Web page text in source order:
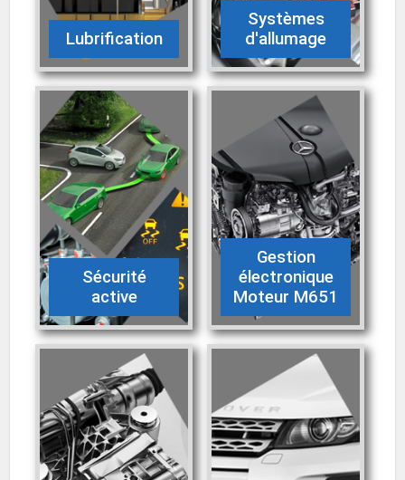
Lubrification
Systèmes
d'allumage
Sécurité
active
Gestion
électronique
Moteur M651